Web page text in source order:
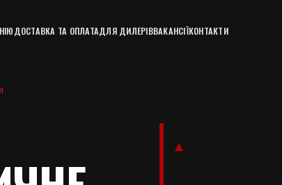
ДОСТАВКА ТА ОПЛАТАДЛЯ ДИЛЕРІВВАКАНСІЇКОНТАКТИ